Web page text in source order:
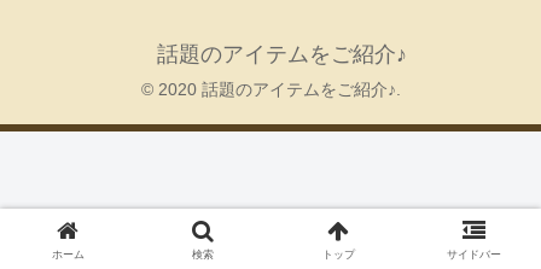
話題のアイテムをご紹介♪
© 2020 話題のアイテムをご紹介♪.
ホーム 検索 トップ サイドバー